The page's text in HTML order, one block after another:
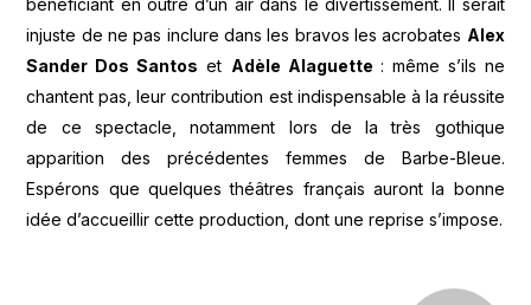
bénéficiant en outre d’un air dans le divertissement. Il serait
injuste de ne pas inclure dans les bravos les acrobates Alex
Sander Dos Santos et Adèle Alaguette : même s’ils ne
chantent pas, leur contribution est indispensable à la réussite
de ce spectacle, notamment lors de la très gothique
apparition des précédentes femmes de Barbe-Bleue.
Espérons que quelques théâtres français auront la bonne
idée d’accueillir cette production, dont une reprise s’impose.